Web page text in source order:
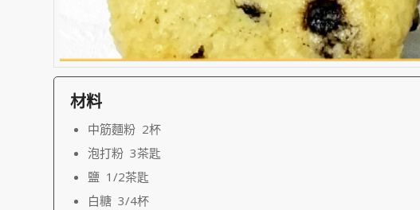
材料
中筋麵粉 2杯
泡打粉 3茶匙
鹽 1/2茶匙
白糖 3/4杯